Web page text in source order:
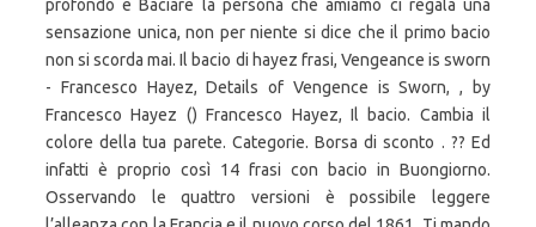
profondo e Baciare la persona che amiamo ci regala una
sensazione unica, non per niente si dice che il primo bacio
non si scorda mai. Il bacio di hayez frasi, Vengeance is sworn
- Francesco Hayez, Details of Vengence is Sworn, , by
Francesco Hayez () Francesco Hayez, Il bacio. Cambia il
colore della tua parete. Categorie. Borsa di sconto . ?? Ed
infatti è proprio così 14 frasi con bacio in Buongiorno.
Osservando le quattro versioni è possibile leggere